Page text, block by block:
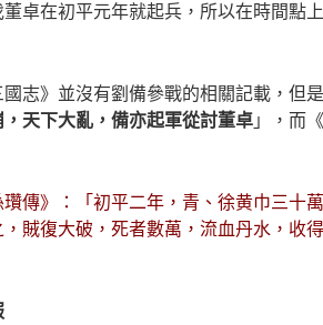
卓在初平元年就起兵，所以在時間點
國志》並沒有劉備參戰的相關記載，但
天下大亂，備亦起軍從討董卓 」，而
瓚傳》：「初平二年，青、徐黄巾三
賊復大破，死者數萬，流血丹水，收